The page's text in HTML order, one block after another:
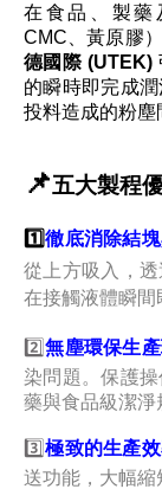
在食品、製藥
CMC、黃原膠
德國際 (UTEK)
的瞬時即完成
投料造成的粉塵
📌五大製程
1️⃣ 徹底消除結塊
從上方吸入，
在接觸液體瞬間
2️⃣無塵環保生
染問題。保護
藥與食品級潔淨
3️⃣極致的生產
送功能，大幅縮